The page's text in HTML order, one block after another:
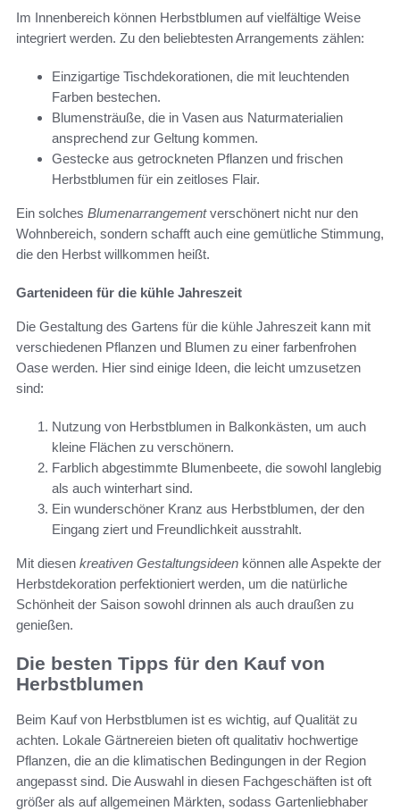
Im Innenbereich können Herbstblumen auf vielfältige Weise
integriert werden. Zu den beliebtesten Arrangements zählen:
Einzigartige Tischdekorationen, die mit leuchtenden
Farben bestechen.
Blumensträuße, die in Vasen aus Naturmaterialien
ansprechend zur Geltung kommen.
Gestecke aus getrockneten Pflanzen und frischen
Herbstblumen für ein zeitloses Flair.
Ein solches Blumenarrangementverschönert nicht nur den
Wohnbereich, sondern schafft auch eine gemütliche Stimmung,
die den Herbst willkommen heißt.
Gartenideen für die kühle Jahreszeit
Die Gestaltung des Gartens für die kühle Jahreszeit kann mit
verschiedenen Pflanzen und Blumen zu einer farbenfrohen
Oase werden. Hier sind einige Ideen, die leicht umzusetzen
sind:
Nutzung von Herbstblumen in Balkonkästen, um auch
kleine Flächen zu verschönern.
Farblich abgestimmte Blumenbeete, die sowohl langlebig
als auch winterhart sind.
Ein wunderschöner Kranz aus Herbstblumen, der den
Eingang ziert und Freundlichkeit ausstrahlt.
Mit diesen kreativen Gestaltungsideen können alle Aspekte der
Herbstdekoration perfektioniert werden, um die natürliche
Schönheit der Saison sowohl drinnen als auch draußen zu
genießen.
Die besten Tipps für den Kauf von
Herbstblumen
Beim Kauf von Herbstblumen ist es wichtig, auf Qualität zu
achten. Lokale Gärtnereien bieten oft qualitativ hochwertige
Pflanzen, die an die klimatischen Bedingungen in der Region
angepasst sind. Die Auswahl in diesen Fachgeschäften ist oft
größer als auf allgemeinen Märkten, sodass Gartenliebhaber